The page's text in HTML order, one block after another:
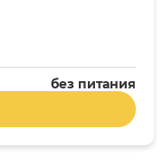
без питания